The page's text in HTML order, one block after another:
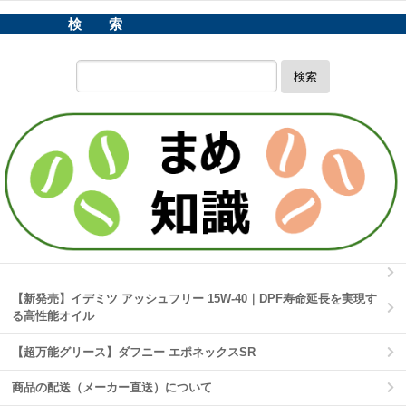
検 索
検索
【新発売】イデミツ アッシュフリー 15W-40｜DPF寿命延長を実現す
る高性能オイル
【超万能グリース】ダフニー エポネックスSR
商品の配送（メーカー直送）について